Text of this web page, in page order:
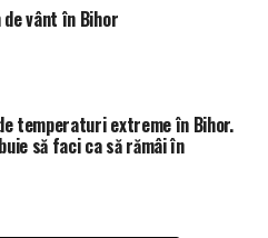
de 18 ani, în timp ce
de vânt în Bihor
de temperaturi extreme în Bihor.
să faci ca să rămâi în